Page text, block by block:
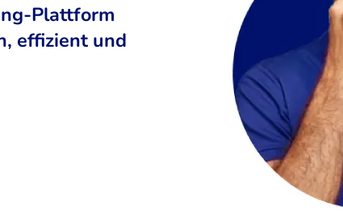
Plattform
effizient und